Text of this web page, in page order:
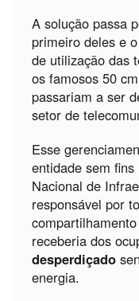
A solução passa
primeiro deles e
de utilização das
os famosos 50
passariam a ser
setor de
Esse
entidade sem
Nacional de
responsável por
receberia dos
desperdiçado
energia.